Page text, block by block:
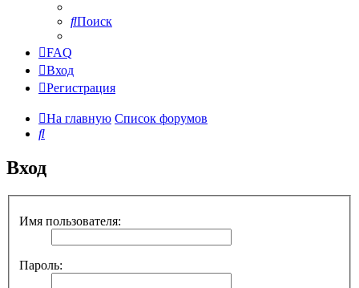
Поиск
FAQ
Вход
Регистрация
На главную Список форумов
Поиск
Вход
Имя пользователя:
Пароль: